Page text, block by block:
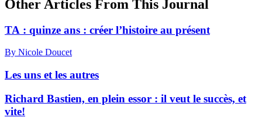
Other Articles From This Journal
TA : quinze ans : créer l’histoire au présent
By Nicole Doucet
Les uns et les autres
Richard Bastien, en plein essor : il veut le succès, et
vite!